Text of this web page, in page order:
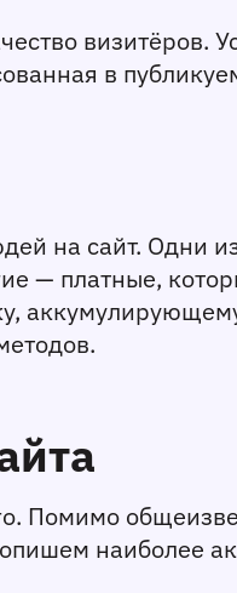
визитёров.
в
на сайт. Одни
— платные,
Помимо
наиболее